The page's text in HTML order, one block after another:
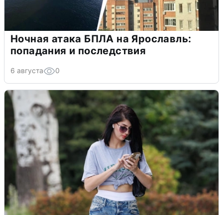
Ночная атака БПЛА на Ярославль:
попадания и последствия
6 августа 0